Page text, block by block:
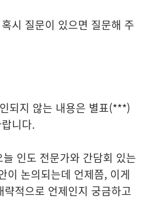
시 질문이 있으면 질문해 주
되지 않는 내용은 별표(***)
니다.
인도 전문가와 간담회 있는
이 논의되는데 언제쯤, 이게
적으로 언제인지 궁금하고